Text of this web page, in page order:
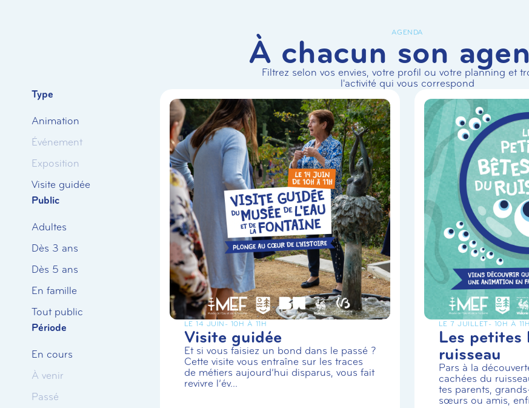
AGENDA
À chacun son
Filtrez selon vos envies, votre profil ou votre planning et
l'activité qui vous correspond
Type
Animation
Événement
Exposition
Visite guidée
Public
Adultes
Dès 3 ans
Dès 5 ans
En famille
Tout public
Période
En cours
À venir
Passé
LE 14 JUIN - 10H À 11H
Visite guidée
Et si vous faisiez un bond dans le passé ?
Cette visite vous entraîne sur les traces
de métiers aujourd’hui disparus, vous fait
revivre l’év...
LE 7 JUILLET- 10H À
Les petites
ruisseau
Pars à la
cachées du
tes parents,
sœurs ou amis,